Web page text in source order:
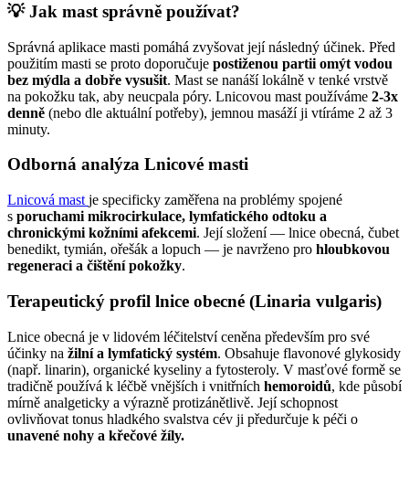
💡Jak mast správně používat?
Správná aplikace masti pomáhá zvyšovat její následný účinek. Před
použitím masti se proto doporučuje postiženou partii omýt vodou
bez mýdla a dobře vysušit. Mast se nanáší lokálně v tenké vrstvě
na pokožku tak, aby neucpala póry. Lnicovou mast používáme 2-3x
denně (nebo dle aktuální potřeby), jemnou masáží ji vtíráme 2 až 3
minuty.
Odborná analýza Lnicové masti
Lnicová mast je specificky zaměřena na problémy spojené
s poruchami mikrocirkulace, lymfatického odtoku a
chronickými kožními afekcemi. Její složení — lnice obecná, čubet
benedikt, tymián, ořešák a lopuch — je navrženo pro hloubkovou
regeneraci a čištění pokožky.
Terapeutický profil lnice obecné (Linaria vulgaris)
Lnice obecná je v lidovém léčitelství ceněna především pro své
účinky na žilní a lymfatický systém. Obsahuje flavonové glykosidy
(např. linarin), organické kyseliny a fytosteroly. V masťové formě se
tradičně používá k léčbě vnějších i vnitřních hemoroidů, kde působí
mírně analgeticky a výrazně protizánětlivě. Její schopnost
ovlivňovat tonus hladkého svalstva cév ji předurčuje k péči o
unavené nohy a křečové žíly.